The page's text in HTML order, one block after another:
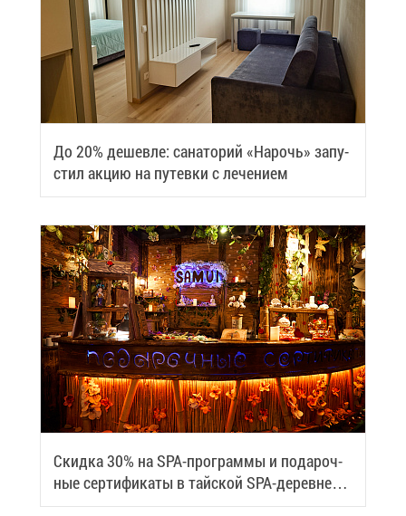
До 20% де­шев­ле: са­на­то­рий «На­рочь» за­пу­
стил ак­цию на пу­тев­ки с ле­че­ни­ем
Скид­ка 30% на SPA-про­грам­мы и по­да­роч­
ные сер­ти­фи­ка­ты в тай­ской SPA-де­ревне
Samui